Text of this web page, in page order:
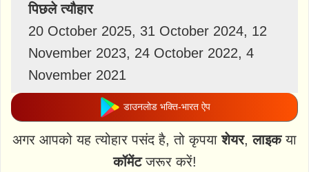
पिछले त्यौहार
20 October 2025, 31 October 2024, 12
November 2023, 24 October 2022, 4
November 2021
डाउनलोड भक्ति-भारत ऐप
अगर आपको यह त्योहार पसंद है, तो कृपयाशेयर,लाइकया
कॉमेंटजरूर करें!